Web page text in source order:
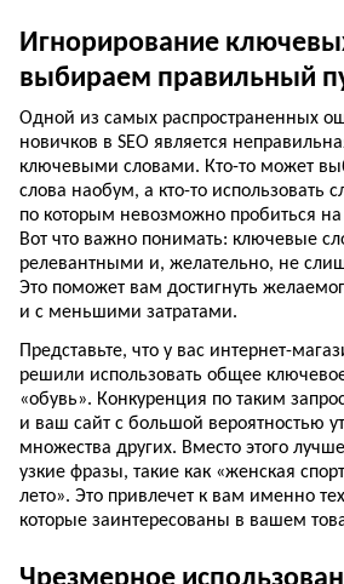
Игнорирование
выбираем правильный
Одной из самых распространенных
новичков в SEO является
ключевыми словами. Кто-то может
слова наобум, а кто-то использовать
по которым невозможно пробиться
Вот что важно понимать: ключевые
релевантными и, желательно, не
Это поможет вам достигнуть
и с меньшими затратами.
Представьте, что у вас интернет-
решили использовать общее
«обувь». Конкуренция по таким
и ваш сайт с большой вероятностью
множества других. Вместо этого
узкие фразы, такие как «женская
лето». Это привлечет к вам именно
которые заинтересованы в вашем